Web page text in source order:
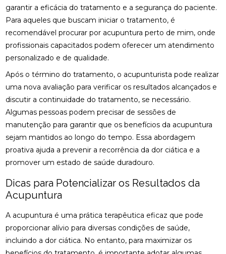
garantir a eficácia do tratamento e a segurança do paciente.
Para aqueles que buscam iniciar o tratamento, é
recomendável procurar por acupuntura perto de mim, onde
profissionais capacitados podem oferecer um atendimento
personalizado e de qualidade.
Após o término do tratamento, o acupunturista pode realizar
uma nova avaliação para verificar os resultados alcançados e
discutir a continuidade do tratamento, se necessário.
Algumas pessoas podem precisar de sessões de
manutenção para garantir que os benefícios da acupuntura
sejam mantidos ao longo do tempo. Essa abordagem
proativa ajuda a prevenir a recorrência da dor ciática e a
promover um estado de saúde duradouro.
Dicas para Potencializar os Resultados da
Acupuntura
A acupuntura é uma prática terapêutica eficaz que pode
proporcionar alívio para diversas condições de saúde,
incluindo a dor ciática. No entanto, para maximizar os
FISIOTERAPIA NA LABIRINTITE: COMO O
TRATAMENTO PODE MELHORAR SEU EQUILÍBRIO E
QUALIDADE DE VIDA
SINTOMAS
SOLUÇÃO PARA DORES DE CABEÇA E EQUILÍBRIO
FISIOTERAPIA NA REABILITAÇÃO VESTIBULAR: UMA
ABORDAGEM EFICAZ PARA O TRATAMENTO
FISIOTERAPIA NA REABILITAÇÃO VESTIBULAR
FISIOTERAPIA NA REABILITAÇÃO VESTIBULAR E
FISIOTERAPIA NA REABILITAÇÃO VESTIBULAR
FISIOTERAPIA NO PÉ MELHORA SUA MOBILIDADE E
CONFORTO